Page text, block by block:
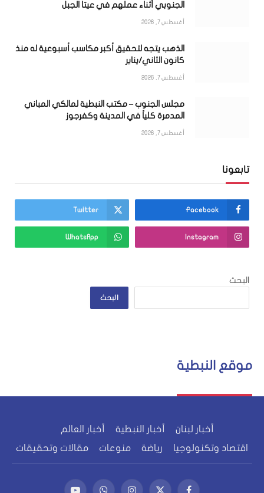
الجنوبي أثناء عملهم في عيتا الجبل
أغسطس 7, 2026
الذهب يتجه لتحقيق أكبر مكاسب أسبوعية له منذ
كانون الثاني/يناير
أغسطس 7, 2026
مجلس الجنوب – مكتب النبطية لمالكي المباني
المدمرة كلياً في المدينة وكفرجوز
أغسطس 7, 2026
تابعونا
Facebook
Twitter
Instagram
WhatsApp
البحث
البحث
موقع النبطية
أخبار لبنان أخبار النبطية
أخبار العالم
اقتصاد وتكنولوجيا
رياضة منوعات مقالات وتحقيقات